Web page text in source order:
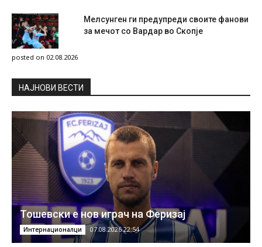
Мелсунген ги предупреди своите фанови
за мечот со Вардар во Скопје
posted on 02.08.2026
НAЈНОВИ ВЕСТИ
Тошевски е нов играч на Феризај
Интернационалци 07.08.2026 22:54